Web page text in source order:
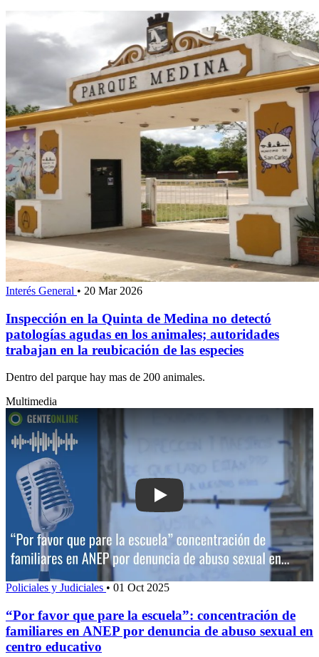
Interés General • 20 Mar 2026
Inspección en la Quinta de Medina no detectó
patologías agudas en los animales; autoridades
trabajan en la reubicación de las especies
Dentro del parque hay mas de 200 animales.
Multimedia
Play: “Por favor que pare la escuela”:
Policiales y Judiciales • 01 Oct 2025
“Por favor que pare la escuela”: concentración de
familiares en ANEP por denuncia de abuso sexual en
centro educativo